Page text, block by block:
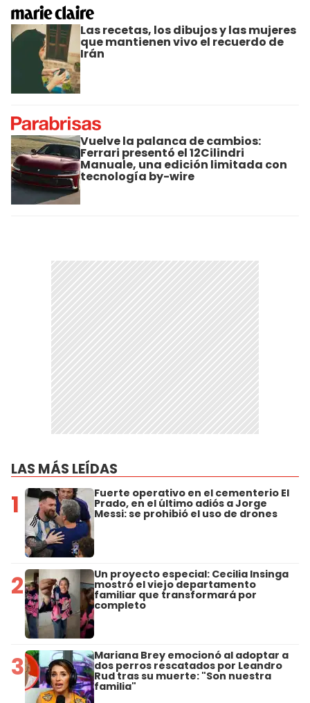
Las recetas, los dibujos y las mujeres
que mantienen vivo el recuerdo de
Irán
Vuelve la palanca de cambios:
Ferrari presentó el 12Cilindri
Manuale, una edición limitada con
tecnología by-wire
LAS MÁS LEÍDAS
1 Fuerte operativo en el cementerio El
Prado, en el último adiós a Jorge
Messi: se prohibió el uso de drones
2 Un proyecto especial: Cecilia Insinga
mostró el viejo departamento
familiar que transformará por
completo
3 Mariana Brey emocionó al adoptar a
dos perros rescatados por Leandro
Rud tras su muerte: "Son nuestra
familia"